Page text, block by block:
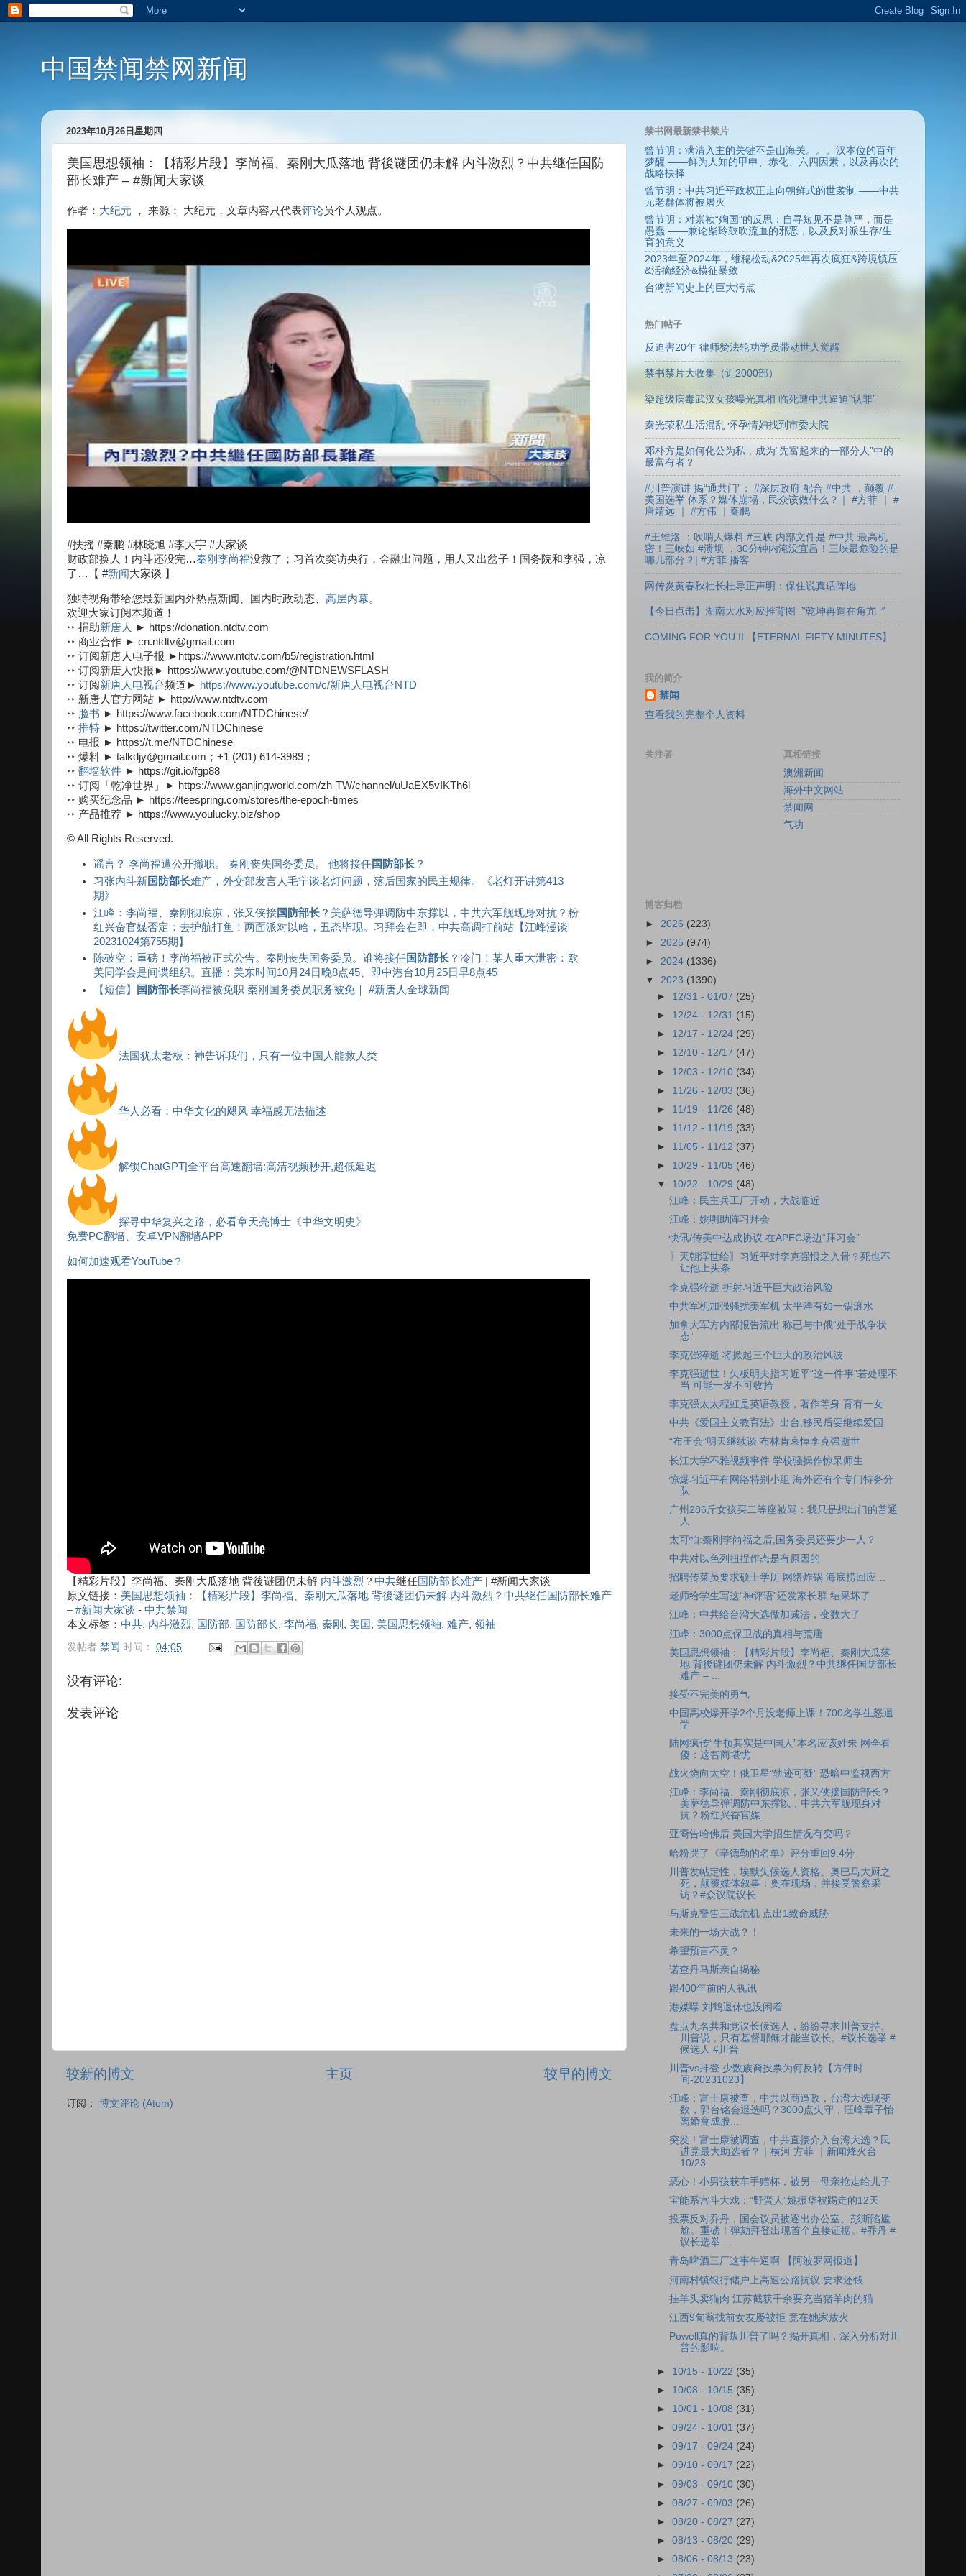
中国禁闻禁网新闻
2023年10月26日星期四
美国思想领袖：【精彩片段】李尚福、秦刚大瓜落地 背後谜团仍未解 内斗激烈？中共继任国防
部长难产 – #新闻大家谈
作者： 大纪元 ， 来源： 大纪元，文章内容只代表评论员个人观点。
#扶摇 #秦鹏 #林晓旭 #李大宇 #大家谈
财政部换人！内斗还没完…秦刚李尚福没救了；习首次突访央行，金融出问题，用人又出岔子！国务院和李强，凉
了…【 #新闻大家谈 】
独特视角带给您最新国内外热点新闻、国内时政动态、 高层内幕。
欢迎大家订阅本频道！
‣‣ 捐助新唐人
► https://donation.ntdtv.com
‣‣ 商业合作 ► cn.ntdtv@gmail.com
‣‣ 订阅新唐人电子报 ►https://www.ntdtv.com/b5/registration.html
‣‣ 订阅新唐人快报► https://www.youtube.com/@NTDNEWSFLASH
‣‣ 订阅新唐人电视台频道► https://www.youtube.com/c/新唐人电视台NTD
‣‣ 新唐人官方网站 ► http://www.ntdtv.com
‣‣ 脸书 ► https://www.facebook.com/NTDChinese/
‣‣ 推特 ► https://twitter.com/NTDChinese
‣‣ 电报 ► https://t.me/NTDChinese
‣‣ 爆料 ► talkdjy@gmail.com；+1 (201) 614-3989；
‣‣ 翻墙软件 ► https://git.io/fgp88
‣‣ 订阅「乾净世界」► https://www.ganjingworld.com/zh-TW/channel/uUaEX5vIKTh6l
‣‣ 购买纪念品 ► https://teespring.com/stores/the-epoch-times
‣‣ 产品推荐 ► https://www.youlucky.biz/shop
© All Rights Reserved.
谣言？ 李尚福遭公开撤职。 秦刚丧失国务委员。 他将接任国防部长 ？
习张内斗新国防部长难产，外交部发言人毛宁谈老灯问题，落后国家的民主规律。《老灯开讲第413
期》
江峰：李尚福、秦刚彻底凉，张又侠接国防部长 ？美萨德导弹调防中东撑以，中共六军舰现身对抗？粉
红兴奋官媒否定：去护航打鱼！两面派对以哈，丑态毕现。习拜会在即，中共高调打前站【江峰漫谈
20231024第755期】
陈破空：重磅！李尚福被正式公告。秦刚丧失国务委员。谁将接任国防部长 ？冷门！某人重大泄密：欧
美同学会是间谍组织。直播：美东时间10月24日晚8点45、即中港台10月25日早8点45
【短信】
国防部长李尚福被免职 秦刚国务委员职务被免｜ #新唐人全球新闻
法国犹太老板：神告诉我们，只有一位中国人能救人类
华人必看：中华文化的飓风 幸福感无法描述
解锁ChatGPT|全平台高速翻墙:高清视频秒开,超低延迟
探寻中华复兴之路，必看章天亮博士《中华文明史》
免费PC翻墙、安卓VPN翻墙APP
如何加速观看YouTube？
【精彩片段】李尚福、秦刚大瓜落地 背後谜团仍未解 内斗激烈 ？ 中共继任国防部长难产 | #新闻大家谈
原文链接： 美国思想领袖：【精彩片段】李尚福、秦刚大瓜落地 背後谜团仍未解 内斗激烈？中共继任国防部长难产
– #新闻大家谈 - 中共禁闻
本文标签： 中共, 内斗激烈, 国防部, 国防部长, 李尚福, 秦刚 , 美国, 美国思想领袖, 难产, 领袖
发帖者 禁闻 时间： 04:05
没有评论:
发表评论
较新的博文 较早的博文
主页
订阅： 博文评论 (Atom)
禁书网最新禁书禁片
曾节明：满清入主的关键不是山海关。。。汉本位的百年
梦醒 ——鲜为人知的甲申、赤化、六四因素，以及再次的
战略抉择
曾节明：中共习近平政权正走向朝鲜式的世袭制 ——中共
元老群体将被屠灭
曾节明：对崇祯“殉国”的反思：自寻短见不是尊严，而是
愚蠢 ——兼论柴玲鼓吹流血的邪恶，以及反对派生存/生
育的意义
2023年至2024年，维稳松动&2025年再次疯狂&跨境镇压
&活摘经济&横征暴敛
台湾新闻史上的巨大污点
热门帖子
反迫害20年 律师赞法轮功学员带动世人觉醒
禁书禁片大收集（近2000部）
染超级病毒武汉女孩曝光真相 临死遭中共逼迫“认罪”
秦光荣私生活混乱 怀孕情妇找到市委大院
邓朴方是如何化公为私，成为“先富起来的一部分人”中的
最富有者？
#川普演讲 揭“通共门”： #深层政府 配合 #中共 ，颠覆 #
美国选举 体系？媒体崩塌，民众该做什么？｜ #方菲 ｜ #
唐靖远 ｜ #方伟 ｜秦鹏
#王维洛 ：吹哨人爆料 #三峡 内部文件是 #中共 最高机
密！三峡如 #溃坝 ，30分钟内淹没宜昌！三峡最危险的是
哪几部分？| #方菲 播客
网传炎黄春秋社长杜导正声明：保住说真话阵地
【今日点击】湖南大水对应推背图〝乾坤再造在角亢〞
COMING FOR YOU II 【ETERNAL FIFTY MINUTES】
我的简介
禁闻
查看我的完整个人资料
关注者
真相链接
澳洲新闻
海外中文网站
禁闻网
气功
博客归档
► 2026 (223)
► 2025 (974)
► 2024 (1336)
▼ 2023 (1390)
► 12/31 - 01/07 (25)
► 12/24 - 12/31 (15)
► 12/17 - 12/24 (29)
► 12/10 - 12/17 (47)
► 12/03 - 12/10 (34)
► 11/26 - 12/03 (36)
► 11/19 - 11/26 (48)
► 11/12 - 11/19 (33)
► 11/05 - 11/12 (37)
► 10/29 - 11/05 (46)
▼ 10/22 - 10/29 (48)
江峰：民主兵工厂开动，大战临近
江峰：姚明助阵习拜会
快讯/传美中达成协议 在APEC场边“拜习会”
〖兲朝浮世绘〗习近平对李克强恨之入骨？死也不
让他上头条
李克强猝逝 折射习近平巨大政治风险
中共军机加强骚扰美军机 太平洋有如一锅滚水
加拿大军方内部报告流出 称已与中俄“处于战争状
态”
李克强猝逝 将掀起三个巨大的政治风波
李克强逝世！矢板明夫指习近平“这一件事”若处理不
当 可能一发不可收拾
李克强太太程虹是英语教授，著作等身 育有一女
中共《爱国主义教育法》出台,移民后要继续爱国
“布王会”明天继续谈 布林肯哀悼李克强逝世
长江大学不雅视频事件 学校骚操作惊呆师生
惊爆习近平有网络特别小组 海外还有个专门特务分
队
广州286斤女孩买二等座被骂：我只是想出门的普通
人
太可怕:秦刚李尚福之后,国务委员还要少一人？
中共对以色列扭捏作态是有原因的
招聘传菜员要求硕士学历 网络炸锅 海底捞回应…
老师给学生写这“神评语”还发家长群 结果坏了
江峰：中共给台湾大选做加减法，变数大了
江峰：3000点保卫战的真相与荒唐
美国思想领袖：【精彩片段】李尚福、秦刚大瓜落
地 背後谜团仍未解 内斗激烈？中共继任国防部长
难产 – ...
接受不完美的勇气
中国高校爆开学2个月没老师上课！700名学生怒退
学
陆网疯传“牛顿其实是中国人”本名应该姓朱 网全看
傻：这智商堪忧
战火烧向太空！俄卫星“轨迹可疑” 恐暗中监视西方
江峰：李尚福、秦刚彻底凉，张又侠接国防部长？
美萨德导弹调防中东撑以，中共六军舰现身对
抗？粉红兴奋官媒...
亚裔告哈佛后 美国大学招生情况有变吗？
哈粉哭了《辛德勒的名单》评分重回9.4分
川普发帖定性，埃默失候选人资格。奥巴马大厨之
死，颠覆媒体叙事：奥在现场，并接受警察采
访？#众议院议长...
马斯克警告三战危机 点出1致命威胁
未来的一场大战？！
希望预言不灵？
诺查丹马斯亲自揭秘
跟400年前的人视讯
港媒曝 刘鹤退休也没闲着
盘点九名共和党议长候选人，纷纷寻求川普支持。
川普说，只有基督耶稣才能当议长。#议长选举 #
候选人 #川普
川普vs拜登 少数族裔投票为何反转【方伟时
间-20231023】
江峰：富士康被查，中共以商逼政，台湾大选现变
数，郭台铭会退选吗？3000点失守，汪峰章子怡
离婚竟成股...
突发！富士康被调查，中共直接介入台湾大选？民
进党最大助选者？｜横河 方菲 ｜新闻烽火台
10/23
恶心！小男孩获车手赠杯，被另一母亲抢走给儿子
宝能系宫斗大戏：“野蛮人”姚振华被踢走的12天
投票反对乔丹，国会议员被逐出办公室。彭斯陷尴
尬。重磅！弹劾拜登出现首个直接证据。#乔丹 #
议长选举 ...
青岛啤酒三厂这事牛逼啊 【阿波罗网报道】
河南村镇银行储户上高速公路抗议 要求还钱
挂羊头卖猫肉 江苏截获千余要充当猪羊肉的猫
江西9旬翁找前女友屡被拒 竟在她家放火
Powell真的背叛川普了吗？揭开真相，深入分析对川
普的影响。
► 10/15 - 10/22 (35)
► 10/08 - 10/15 (35)
► 10/01 - 10/08 (31)
►09/24 - 10/01 (37)
►09/17 - 09/24 (24)
►09/10 - 09/17 (22)
►09/03 - 09/10 (30)
►08/27 - 09/03 (26)
►08/20 - 08/27 (27)
►08/13 - 08/20 (29)
►08/06 - 08/13 (23)